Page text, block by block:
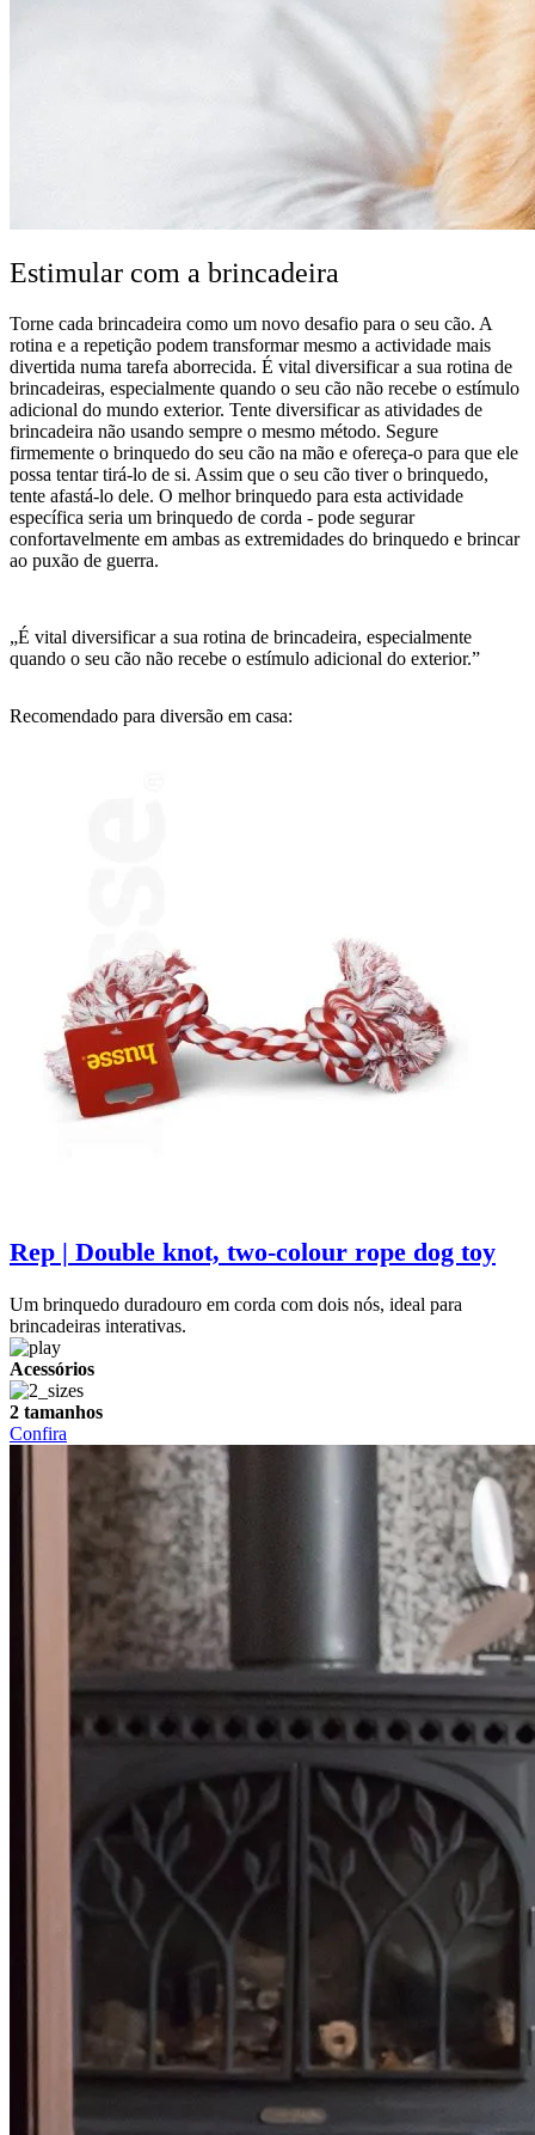
Estimular com a brincadeira
Torne cada brincadeira como um novo desafio para o seu cão. A
rotina e a repetição podem transformar mesmo a actividade mais
divertida numa tarefa aborrecida. É vital diversificar a sua rotina de
brincadeiras, especialmente quando o seu cão não recebe o estímulo
adicional do mundo exterior. Tente diversificar as atividades de
brincadeira não usando sempre o mesmo método. Segure
firmemente o brinquedo do seu cão na mão e ofereça-o para que ele
possa tentar tirá-lo de si. Assim que o seu cão tiver o brinquedo,
tente afastá-lo dele. O melhor brinquedo para esta actividade
específica seria um brinquedo de corda - pode segurar
confortavelmente em ambas as extremidades do brinquedo e brincar
ao puxão de guerra.
„É vital diversificar a sua rotina de brincadeira, especialmente
quando o seu cão não recebe o estímulo adicional do exterior.”
Recomendado para diversão em casa:
Rep | Double knot, two-colour rope dog toy
Um brinquedo duradouro em corda com dois nós, ideal para
brincadeiras interativas.
Acessórios
2 tamanhos
Confira